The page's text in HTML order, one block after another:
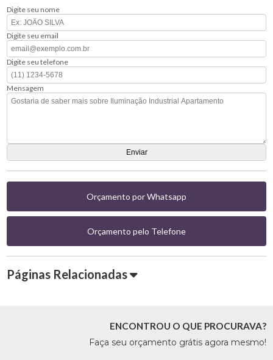
Digite seu nome
Digite seu email
Digite seu telefone
Mensagem
Orçamento por Whatsapp
Orçamento pelo Telefone
Páginas Relacionadas
ENCONTROU O QUE PROCURAVA?
Faça seu orçamento grátis agora mesmo!